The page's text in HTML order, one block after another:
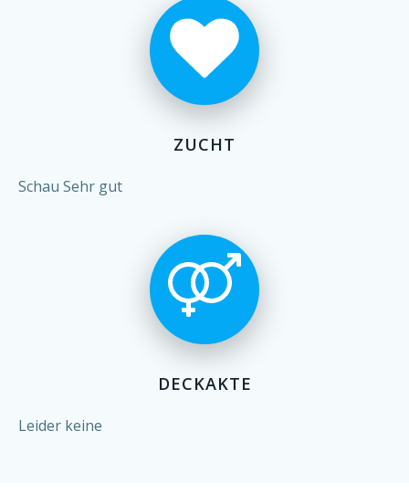
ZUCHT
Schau Sehr gut
DECKAKTE
Leider keine